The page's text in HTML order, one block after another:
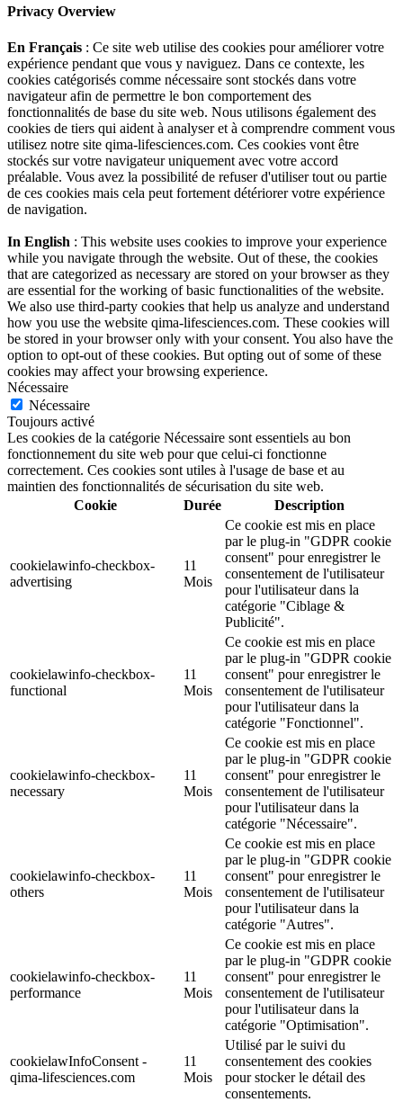
Privacy Overview
En Français : Ce site web utilise des cookies pour améliorer votre
expérience pendant que vous y naviguez. Dans ce contexte, les
cookies catégorisés comme nécessaire sont stockés dans votre
navigateur afin de permettre le bon comportement des
fonctionnalités de base du site web. Nous utilisons également des
cookies de tiers qui aident à analyser et à comprendre comment vous
utilisez notre site qima-lifesciences.com. Ces cookies vont être
stockés sur votre navigateur uniquement avec votre accord
préalable. Vous avez la possibilité de refuser d'utiliser tout ou partie
de ces cookies mais cela peut fortement détériorer votre expérience
de navigation.
In English : This website uses cookies to improve your experience
while you navigate through the website. Out of these, the cookies
that are categorized as necessary are stored on your browser as they
are essential for the working of basic functionalities of the website.
We also use third-party cookies that help us analyze and understand
how you use the website qima-lifesciences.com. These cookies will
be stored in your browser only with your consent. You also have the
option to opt-out of these cookies. But opting out of some of these
cookies may affect your browsing experience.
Nécessaire
Nécessaire
Toujours activé
Les cookies de la catégorie Nécessaire sont essentiels au bon
fonctionnement du site web pour que celui-ci fonctionne
correctement. Ces cookies sont utiles à l'usage de base et au
maintien des fonctionnalités de sécurisation du site web.
Cookie
Durée Description
cookielawinfo-checkbox-
advertising
11
Mois
Ce cookie est mis en place
par le plug-in "GDPR cookie
consent" pour enregistrer le
consentement de l'utilisateur
pour l'utilisateur dans la
catégorie "Ciblage &
Publicité".
cookielawinfo-checkbox-
functional
11
Mois
Ce cookie est mis en place
par le plug-in "GDPR cookie
consent" pour enregistrer le
consentement de l'utilisateur
pour l'utilisateur dans la
catégorie "Fonctionnel".
cookielawinfo-checkbox-
necessary
11
Mois
Ce cookie est mis en place
par le plug-in "GDPR cookie
consent" pour enregistrer le
consentement de l'utilisateur
pour l'utilisateur dans la
catégorie "Nécessaire".
cookielawinfo-checkbox-
others
11
Mois
Ce cookie est mis en place
par le plug-in "GDPR cookie
consent" pour enregistrer le
consentement de l'utilisateur
pour l'utilisateur dans la
catégorie "Autres".
cookielawinfo-checkbox-
performance
11
Mois
Ce cookie est mis en place
par le plug-in "GDPR cookie
consent" pour enregistrer le
consentement de l'utilisateur
pour l'utilisateur dans la
catégorie "Optimisation".
cookielawInfoConsent -
qima-lifesciences.com
11
Mois
Utilisé par le suivi du
consentement des cookies
pour stocker le détail des
consentements.